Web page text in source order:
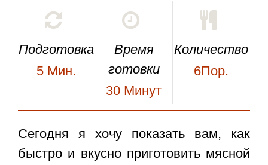
Подготовка
5 Мин.
Время
готовки
30 Минут
Количество
6Пор.
Сегодня я хочу показать вам, как
быстро и вкусно приготовить мясной